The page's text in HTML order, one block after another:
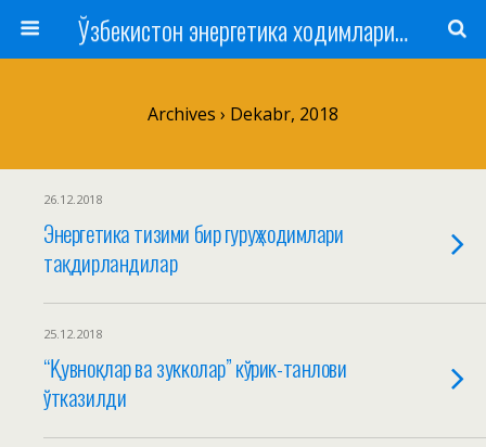
Ўзбекистон энергетика ходимлари касаба уюшмаси
Archives › Dekabr, 2018
26.12.2018
Энергетика тизими бир гуруҳ ходимлари
тақдирландилар
25.12.2018
“Қувноқлар ва зукколар” кўрик-танлови
ўтказилди